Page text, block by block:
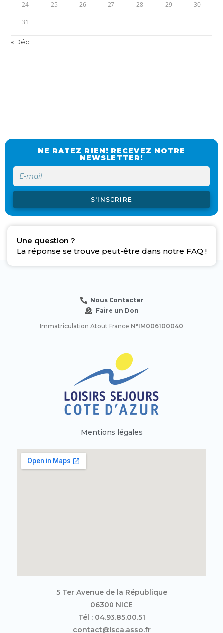
24 25 26 27 28 29 30
31
« Déc
NE RATEZ RIEN! RECEVEZ NOTRE
NEWSLETTER!
S'INSCRIRE
Une question ?
La réponse se trouve peut-être dans notre FAQ !
Nous Contacter
Faire un Don
Immatriculation Atout France N°IM006100040
Mentions légales
5 Ter Avenue de la République
06300 NICE
Tél : 04.93.85.00.51
contact@lsca.asso.fr